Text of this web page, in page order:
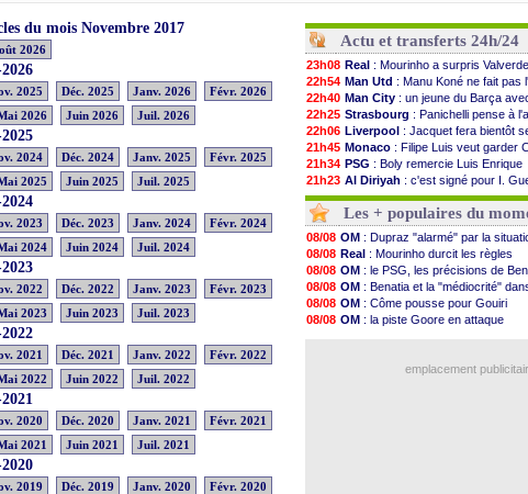
du mois Novembre 2017
2026
2025 Déc. 2025 Janv. 2026
Févr. 2026
2026 Juin 2026 Juil. 2026
2024 Déc. 2024 Janv. 2025
Févr. 2025
2025 Juin 2025 Juil. 2025
2023 Déc. 2023 Janv. 2024
Févr. 2024
2024 Juin 2024 Juil. 2024
2022 Déc. 2022 Janv. 2023
Févr. 2023
2023 Juin 2023 Juil. 2023
2021 Déc. 2021 Janv. 2022
Févr. 2022
2022 Juin 2022 Juil. 2022
2020 Déc. 2020 Janv. 2021
Févr. 2021
2021 Juin 2021 Juil. 2021
2019 Déc. 2019 Janv. 2020
Févr. 2020
Actu et transferts 24h/24
23h08 Real : Mourinho a surpris Valverde
22h54 Man Utd : Manu Koné ne fait pas
22h40 Man City : un jeune du Barça
22h25 Strasbourg : Panichelli pense à
22h06 Liverpool : Jacquet fera bientôt
21h45 Monaco : Filipe Luis veut garder
21h34 PSG : Boly remercie Luis Enrique
21h23 Al Diriyah : c'est signé pour I.
21h12 Barça: Rodri, c'est quasiment
21h00
OM: la satisfaction de Genesio
20h52 Real: Endrick pose ses conditions
20h35
Nice: Pantaloni inquiet pour
20h19
Milan: Athekame va être prêté à
20h07
Arsenal: des nouvelles de Saliba
19h47
PSG: Digne évoque ses
19h26
Amical: Marseille 3-1 Athletic (fini)
19h21
Chelsea: Chalobah à Côme pour
: Godts avoue des
Les + populaires du
08/08 OM : Dupraz "alarmé" par la
08/08 Real : Mourinho durcit les règles
08/08 OM : le PSG, les précisions de
08/08 OM : Benatia et la "médiocrité"
08/08 OM : Côme pousse pour Gouiri
08/08 OM : la piste Goore en attaque
emplacement